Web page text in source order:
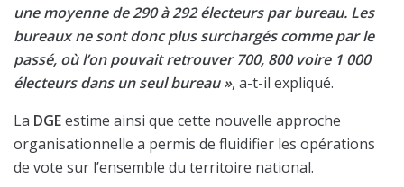
une moyenne de 290 à 292 électeurs par bureau. Les
bureaux ne sont donc plus surchargés comme par le
passé, où l’on pouvait retrouver 700, 800 voire 1 000
électeurs dans un seul bureau », a-t-il expliqué.
La DGEestime ainsi que cette nouvelle approche
organisationnelle a permis de fluidifier les opérations
de vote sur l’ensemble du territoire national.